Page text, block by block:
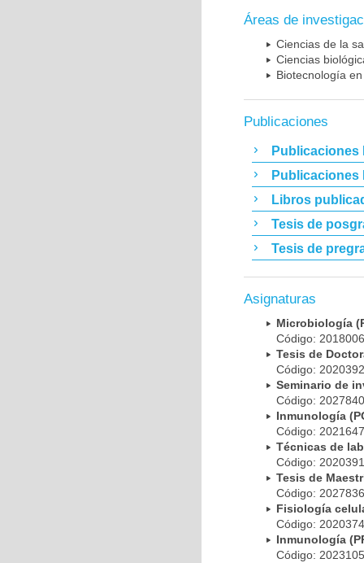
Áreas de
Ciencias de la
Ciencias
Biotecnología
Publicaciones
Publicaciones
Publicaciones
Libros
Tesis de
Tesis de
Asignaturas
Microbiología
Código:
Tesis de
Código:
Seminario de
Código:
Inmunología
Código:
Técnicas de
Código:
Tesis de
Código:
Fisiología
Código:
Inmunología
Código: